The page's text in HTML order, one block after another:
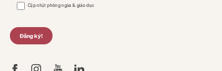
Cập nhật phòng ngừa & giáo dục
Đăng ký!